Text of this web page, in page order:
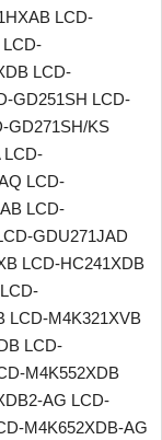
LCD-
LCD-
GD251SH LCD-
GD271SH/KS
LCD-
LCD-
LCD-
GDU271JAD
LCD-HC241XDB
LCD-M4K321XVB
LCD-
M4K552XDB
AG LCD-
M4K652XDB-AG